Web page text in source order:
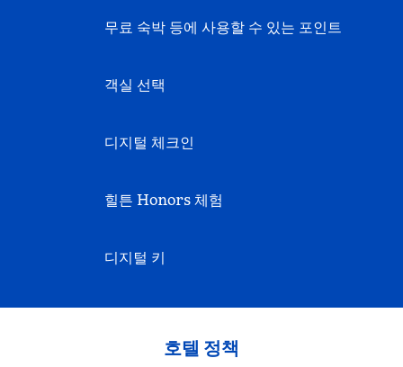
무료 숙박 등에 사용할 수 있는 포인트
객실 선택
디지털 체크인
힐튼 Honors 체험
디지털 키
호텔 정책